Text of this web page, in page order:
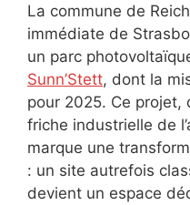
La commune de
immédiate de
un parc
Sunn’Stett, dont la
pour 2025. Ce projet,
friche industrielle de
marque une
: un site autrefois
devient un espace